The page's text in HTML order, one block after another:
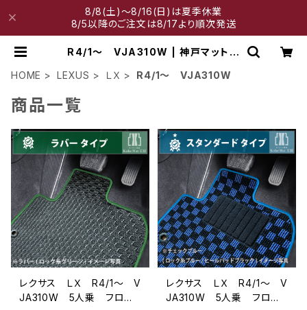
8/8(土)～8/16(日)は夏季休業
8/5以降のご注文は8/17より順次発送
R4/1～ VJA310W | 神戸マット工
HOME
LEXUS ＬＸ R4/1～ VJA310W
商品一覧
レクサス ＬＸ R4/1〜 V
JA310W 5人乗 フロア
レクサス ＬＸ R4/1〜 V
JA310W 5人乗 フロア